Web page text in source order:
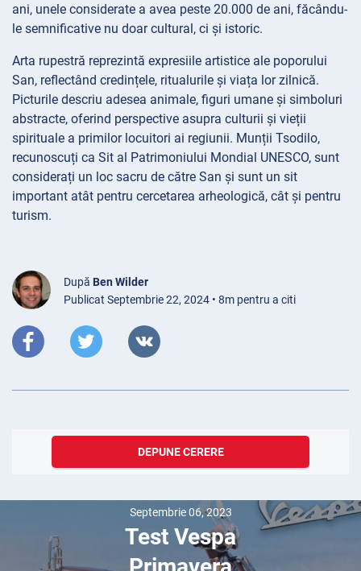
ani, unele considerate a avea peste 20.000 de ani, făcându-
le semnificative nu doar cultural, ci și istoric.
Arta rupestră reprezintă expresiile artistice ale poporului
San, reflectând credințele, ritualurile și viața lor zilnică.
Picturile descriu adesea animale, figuri umane și simboluri
abstracte, oferind perspective asupra culturii și vieții
spirituale a primilor locuitori ai regiunii. Munții Tsodilo,
recunoscuți ca Sit al Patrimoniului Mondial UNESCO, sunt
considerați un loc sacru de către San și sunt un sit
important atât pentru cercetarea arheologică, cât și pentru
turism.
După Ben Wilder
Publicat Septembrie 22, 2024 • 8m pentru a citi
DEPUNE CERERE
Septembrie 06, 2023
Test Vespa